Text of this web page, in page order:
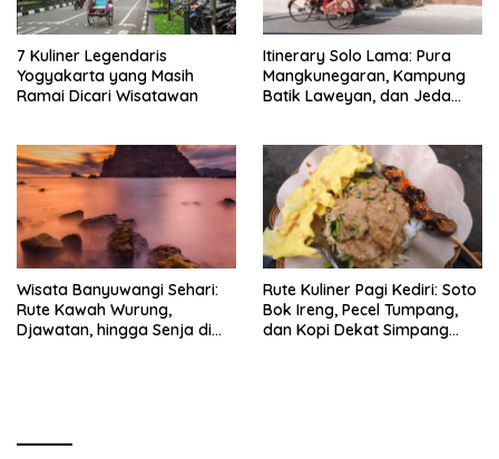
7 Kuliner Legendaris
Yogyakarta yang Masih
Ramai Dicari Wisatawan
Itinerary Solo Lama: Pura
Mangkunegaran, Kampung
Batik Laweyan, dan Jeda
Wisata Banyuwangi Sehari:
Rute Kawah Wurung,
Djawatan, hingga Senja di
Rute Kuliner Pagi Kediri: Soto
Bok Ireng, Pecel Tumpang,
dan Kopi Dekat Simpang